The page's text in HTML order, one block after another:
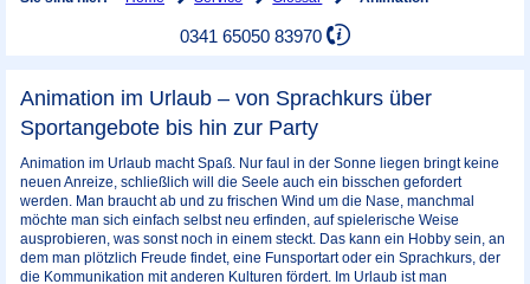
0341 65050 83970
Animation im Urlaub – von Sprachkurs über
Sportangebote bis hin zur Party
Animation im Urlaub macht Spaß. Nur faul in der Sonne liegen bringt keine
neuen Anreize, schließlich will die Seele auch ein bisschen gefordert
werden. Man braucht ab und zu frischen Wind um die Nase, manchmal
möchte man sich einfach selbst neu erfinden, auf spielerische Weise
ausprobieren, was sonst noch in einem steckt. Das kann ein Hobby sein, an
dem man plötzlich Freude findet, eine Funsportart oder ein Sprachkurs, der
die Kommunikation mit anderen Kulturen fördert. Im Urlaub ist man